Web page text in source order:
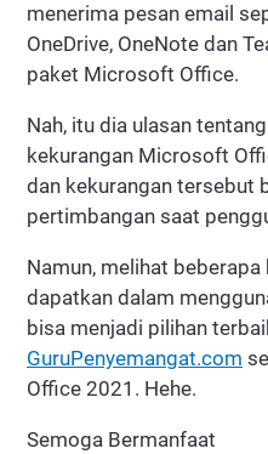
menerima pesan email
OneDrive, OneNote dan
paket Microsoft Office.
Nah, itu dia ulasan
kekurangan Microsoft
dan kekurangan tersebut
pertimbangan saat
Namun, melihat
dapatkan dalam
bisa menjadi pilihan
GuruPenyemangat.com
Office 2021. Hehe.
Semoga Bermanfaat